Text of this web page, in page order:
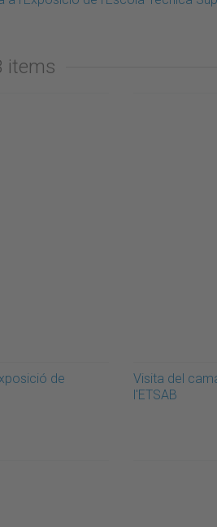
items
de
Visita del
l'ETSAB